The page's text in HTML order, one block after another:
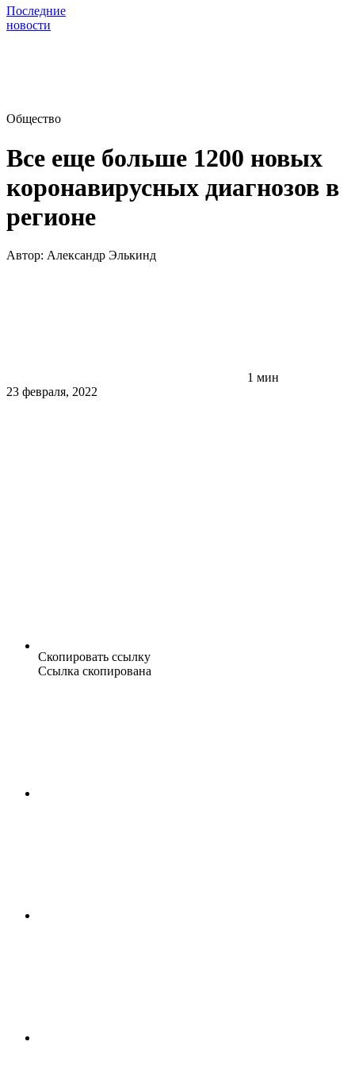
Последние
новости
Общество
Все еще больше 1200 новых
коронавирусных диагнозов в
регионе
Автор: Александр Элькинд
1 мин
23 февраля, 2022
Скопировать ссылку
Ссылка скопирована